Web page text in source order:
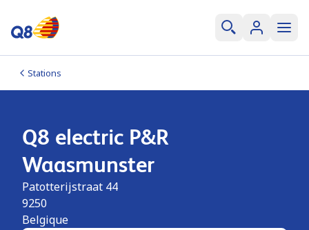
Stations
Q8 electric P&R
Waasmunster
Patotterijstraat 44
9250
Belgique